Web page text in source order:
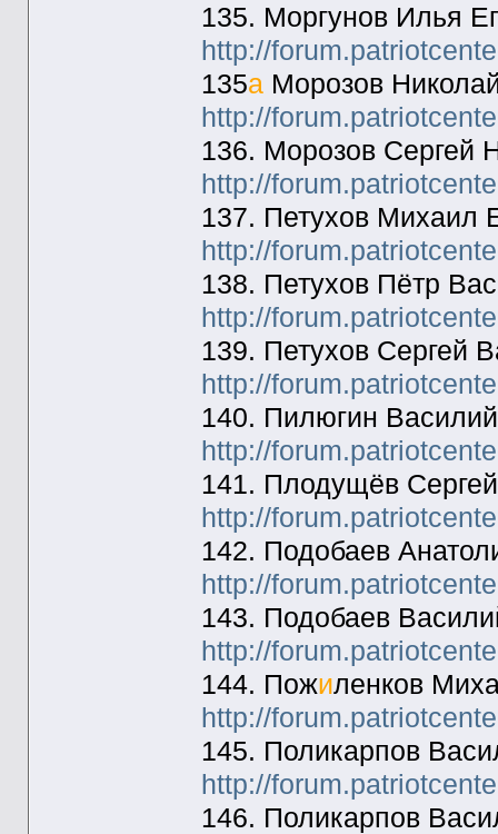
135. Моргунов Илья
http://
135аМорозов
http://
136. Морозов Сергей
http://
137. Петухов Михаил
http://
138. Петухов Пётр
http://
139. Петухов Сергей
http://
140. Пилюгин
http://
141. Плодущёв
http://
142. Подобаев
http://
143. Подобаев
http://
144. Пожиленков
http://
145. Поликарпов
http://
146. Поликарпов